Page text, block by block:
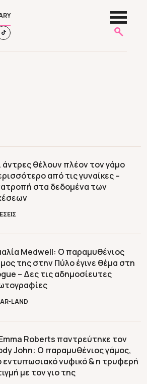
άντρες θέλουν πλέον τον γάμο
από τις γυναίκες –
στα δεδομένα των
LAND
Medwell: Ο παραμυθένιος
της στην Πύλο έγινε θέμα στη
– Δες τις αδημοσίευτες
Roberts παντρεύτηκε τον
John: Ο παραμυθένιος γάμος,
εντυπωσιακό νυφικό & η τρυφερή
με τον γιο της